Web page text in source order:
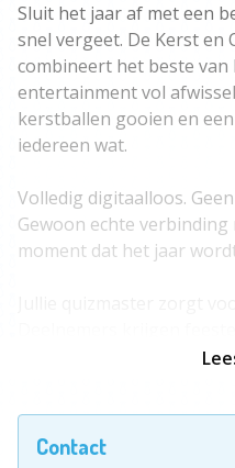
Sluit het jaar af met een
snel vergeet. De Kerst en
combineert het beste
entertainment vol
kerstballen gooien en
iedereen wat.
Volledig digitaalloos.
Gewoon echte
moment dat het jaar
kerstbrillen en
Verwacht onder andere:
Contact